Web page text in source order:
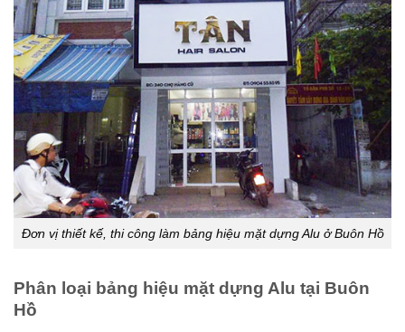
Đơn vị thiết kế, thi công làm bảng hiệu mặt dựng Alu ở Buôn Hồ
Phân loại bảng hiệu mặt dựng Alu tại Buôn
Hồ